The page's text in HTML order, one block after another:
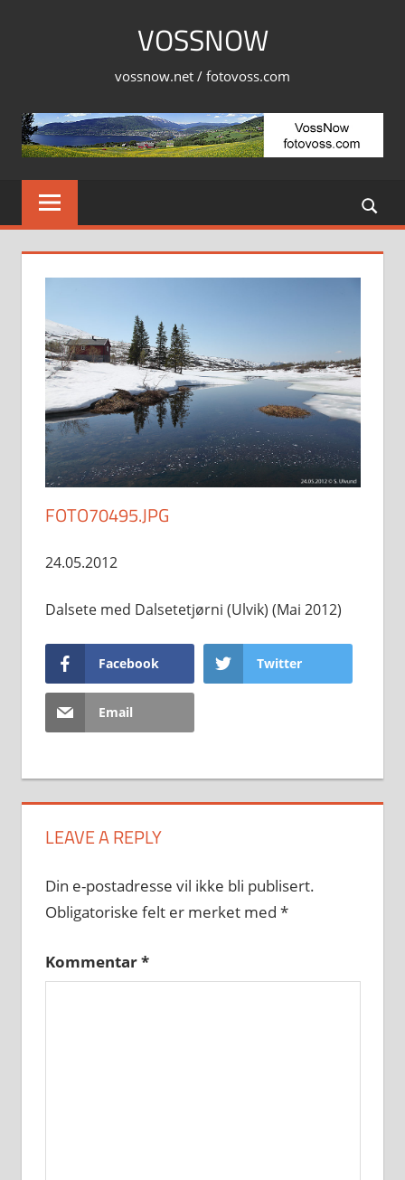
VOSSNOW
vossnow.net / fotovoss.com
FOTO70495.JPG
24.05.2012
Dalsete med Dalsetetjørni (Ulvik) (Mai 2012)
Facebook Twitter
Email
LEAVE A REPLY
Din e-postadresse vil ikke bli publisert.
Obligatoriske felt er merket med *
Kommentar*